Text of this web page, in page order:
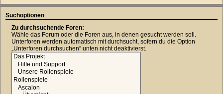
Suchoptionen
Zu durchsuchende Foren:
Wähle das Forum oder die Foren aus, in denen gesucht werden soll.
Unterforen werden automatisch mit durchsucht, sofern du die Option
„Unterforen durchsuchen“ unten nicht deaktivierst.